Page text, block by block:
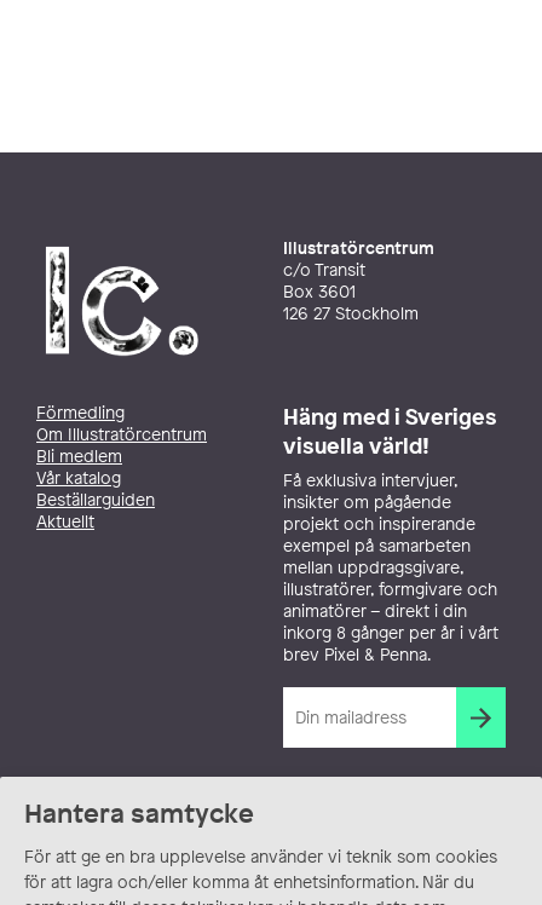
Hantera samtycke
För att ge en bra upplevelse använder vi teknik som cookies
för att lagra och/eller komma åt enhetsinformation. När du
Illustratörcentrum
c/o Transit
Box 3601
126 27 Stockholm
Förmedling
Om Illustratörcentrum
Bli medlem
Vår katalog
Beställarguiden
Aktuellt
Häng med i Sveriges
visuella värld!
Få exklusiva intervjuer,
insikter om pågående
projekt och inspirerande
exempel på samarbeten
mellan uppdragsgivare,
illustratörer, formgivare och
animatörer – direkt i din
inkorg 8 gånger per år i vårt
brev Pixel & Penna.